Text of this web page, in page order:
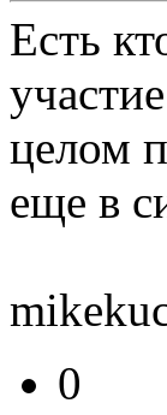
Есть
целом
еще в
0